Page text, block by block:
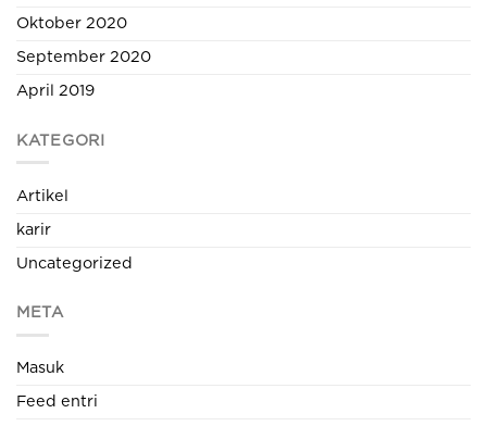
Oktober 2020
September 2020
April 2019
KATEGORI
Artikel
karir
Uncategorized
META
Masuk
Feed entri